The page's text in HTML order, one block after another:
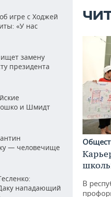
игре с Ходжей
«У нас
замену
президента
и Шмидт
— человечище
нападающий
В